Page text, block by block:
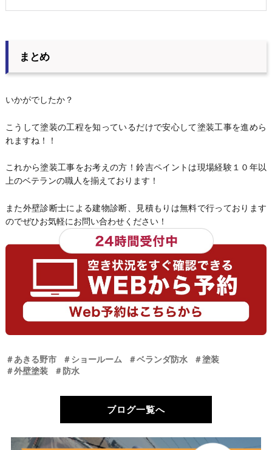
まとめ
いかがでしたか？
こうして塗装の工程を知っているだけで安心して塗装工事を進めら
れますね！！
これから塗装工事をお考えの方！鈴吉ペイントは現場経験１０年以
上のベテランの職人を揃えております！
また外壁診断士による建物診断、見積もりは無料で行っております
のでぜひお気軽にお問い合わせください！
＃あきる野市 ＃ショールーム ＃ベランダ防水
＃塗装
＃外壁塗装
＃防水
ブログ一覧へ